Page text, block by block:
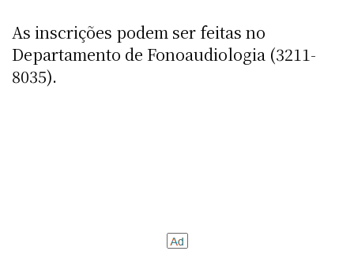
As inscrições podem ser feitas no
Departamento de Fonoaudiologia (3211-
8035).